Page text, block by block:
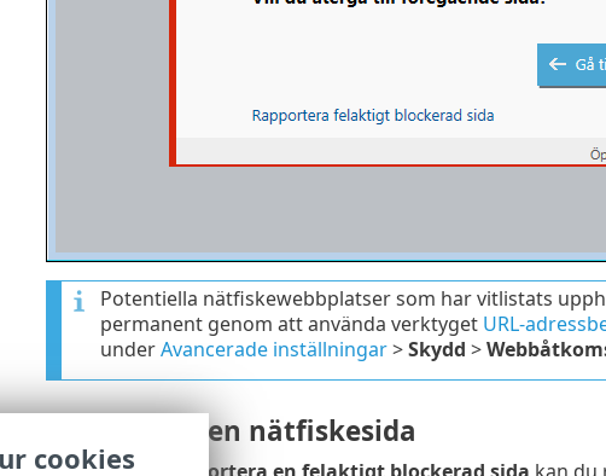
Potentiella nätfiskewebbplatser som har vitlistats
permanent genom att använda verktyget URL-
underAvancerade inställningar>Skydd >
Rapportera en nätfiskesida
cookies